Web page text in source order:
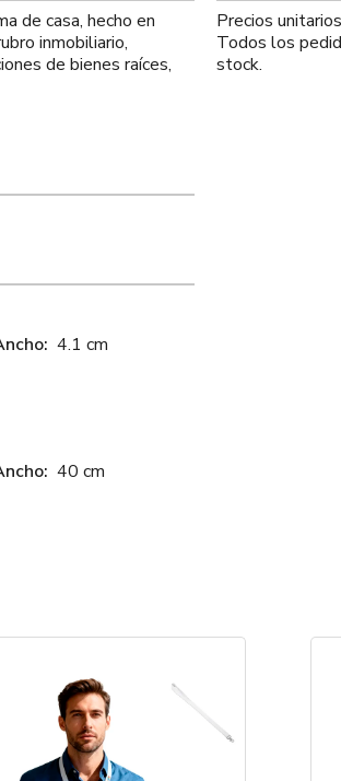
de casa, hecho en
inmobiliario,
de bienes raíces,
4.1 cm
40 cm
Precios
Todos los
stock.